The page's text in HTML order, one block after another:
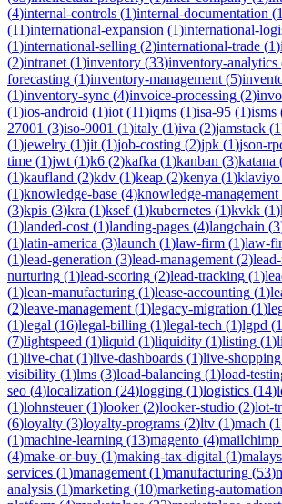
(4)internal-controls (1)internal-documentation (1
(11)international-expansion (1)international-
(1)international-selling (2)international-trade (1)
(2)intranet (1)inventory (33)inventory-analytics
forecasting (1)inventory-management (5)
(1)inventory-sync (4)invoice-processing (2)
(1)ios-android (1)iot (11)iqms (1)isa-95 (1)isms
27001 (3)iso-9001 (1)italy (1)iva (2)jamstack (1
(1)jewelry (1)jit (1)job-costing (2)jpk (1)json-
time (1)jwt (1)k6 (2)kafka (1)kanban (3)katana
(1)kaufland (2)kdv (1)keap (2)kenya (1)klaviyo
(1)knowledge-base (4)knowledge-management
(3)kpis (3)kra (1)ksef(1)kubernetes (1)kvkk (1)
(1)landed-cost (1)landing-pages (4)langchain (3
(1)latin-america (3)launch (1)law-firm (1)law-
(1)lead-generation (3)lead-management (2)
nurturing (1)lead-scoring (2)lead-tracking (1)
(1)lean-manufacturing (1)lease-accounting (1)
(2)leave-management (1)legacy-migration (1)
(1)legal (16)legal-billing (1)legal-tech (1)lgpd (1
(7)lightspeed (1)liquid (1)liquidity (1)listing (1)
(1)live-chat (1)live-dashboards (1)live-shopping
visibility (1)lms (3)load-balancing (1)load-
seo (4)localization (24)logging (1)logistics (14)
(1)lohnsteuer(1)looker(2)looker-studio (2)lot-
(6)loyalty (3)loyalty-programs (2)ltv (1)mach (1
(1)machine-learning (13)magento (4)mailchimp
(4)make-or-buy (1)making-tax-digital (1)
services (1)management (1)manufacturing (53)
analysis (1)marketing (10)marketing-automation